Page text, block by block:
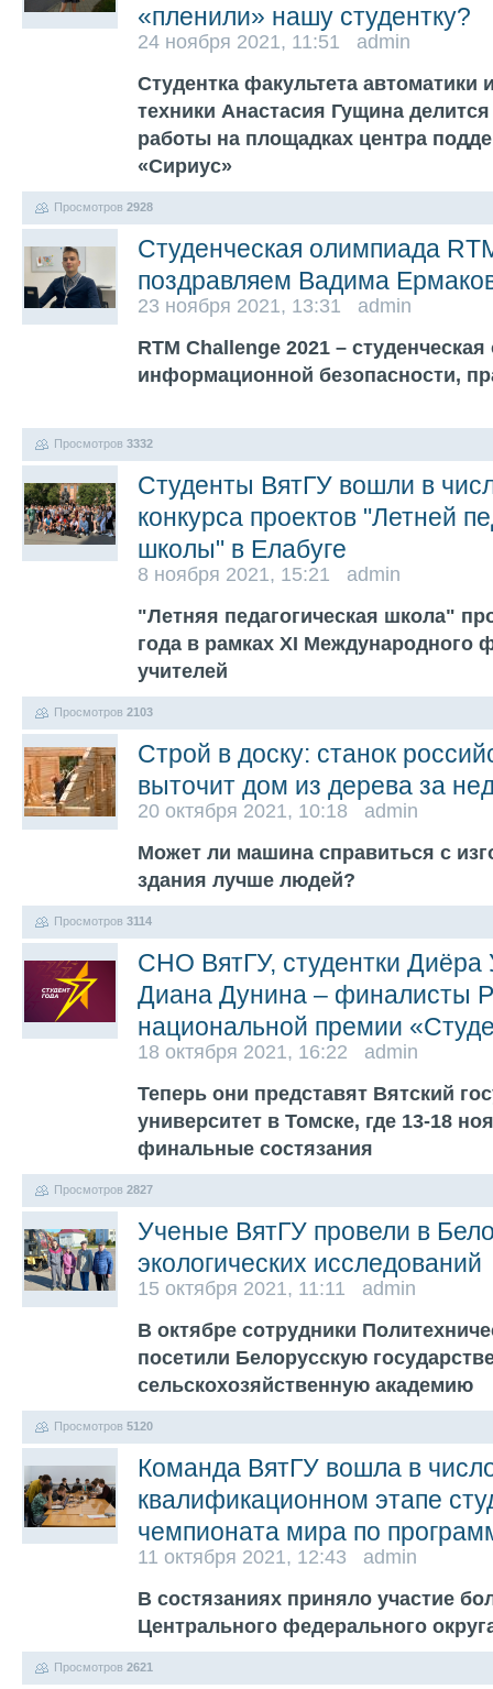
«пленили» нашу
24 ноября 2021, 11:51 admin
Студентка факультета автоматики
техники Анастасия Гущина
работы на площадках центра
«Сириус»
Просмотров 2928
Студенческая олимпиада
поздравляем Вадима
23 ноября 2021, 13:31 admin
RTM Challenge 2021 –
информационной безопасности,
Просмотров 3332
Студенты ВятГУ вошли в
конкурса проектов "Летней
школы" в Елабуге
8 ноября 2021, 15:21 admin
"Летняя педагогическая школа"
года в рамках XI Международного
учителей
Просмотров 2103
Строй в доску: станок
выточит дом из дерева за
20 октября 2021, 10:18 admin
Может ли машина справиться с
здания лучше людей?
Просмотров 3114
СНО ВятГУ, студентки
Диана Дунина – финалисты
национальной премии
18 октября 2021, 16:22 admin
Теперь они представят Вятский
университет в Томске, где 13-18
финальные состязания
Просмотров 2827
Ученые ВятГУ провели в
экологических исследований
15 октября 2021, 11:11 admin
В октябре сотрудники
посетили Белорусскую
сельскохозяйственную академию
Просмотров 5120
Команда ВятГУ вошла в
квалификационном этапе
чемпионата мира по
11 октября 2021, 12:43 admin
В состязаниях приняло участие
Центрального федерального
Просмотров 2621